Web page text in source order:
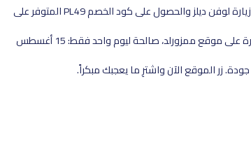
ستحصل على خصم يصل إلى 70% بالإضافة إلى 10% إضافية من خلال زيارة لوفن ديلز والحصول على كود الخصم PL49 المتوفر على
كما يمكنك الاطلاع على عروض ممزورلد للعودة إلى المدرسة المتوفرة على موقع ممزورلد، صالحة ليوم واحد فقط: 15 أغسطس
زر الموقع الآن واشترِ ما يعجبك مبكراً.